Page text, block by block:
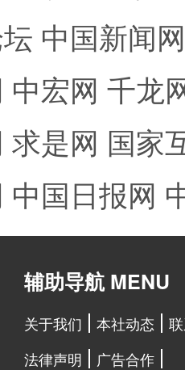
中国新闻网
中宏网 千龙
求是网 国家
中国日报网
辅助导航 MENU
关于我们 本社动态
法律声明
广告合作